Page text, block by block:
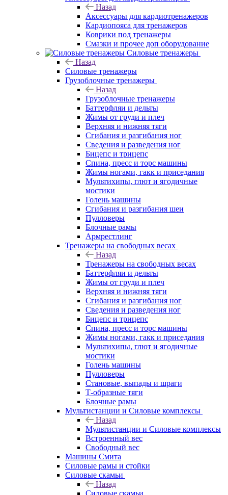
Назад
Аксессуары для кардиотренажеров
Кардиопояса для тренажеров
Коврики под тренажеры
Смазки и прочее доп оборудование
Силовые тренажеры
Назад
Силовые тренажеры
Грузоблочные тренажеры
Назад
Грузоблочные тренажеры
Баттерфляи и дельты
Жимы от груди и плеч
Верхняя и нижняя тяги
Сгибания и разгибания ног
Сведения и разведения ног
Бицепс и трицепс
Спина, пресс и торс машины
Жимы ногами, гакк и приседания
Мультихипы, глют и ягодичные
мостики
Голень машины
Сгибания и разгибания шеи
Пулловеры
Блочные рамы
Армрестлинг
Тренажеры на свободных весах
Назад
Тренажеры на свободных весах
Баттерфляи и дельты
Жимы от груди и плеч
Верхняя и нижняя тяги
Сгибания и разгибания ног
Сведения и разведения ног
Бицепс и трицепс
Спина, пресс и торс машины
Жимы ногами, гакк и приседания
Мультихипы, глют и ягодичные
мостики
Голень машины
Пулловеры
Становые, выпады и шраги
Т-образные тяги
Блочные рамы
Мультистанции и Силовые комплексы
Назад
Мультистанции и Силовые комплексы
Встроенный вес
Свободный вес
Машины Смита
Силовые рамы и стойки
Силовые скамьи
Назад
Силовые скамьи